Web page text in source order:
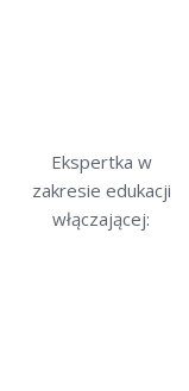
Ekspertka w
zakresie edukacji
włączającej: